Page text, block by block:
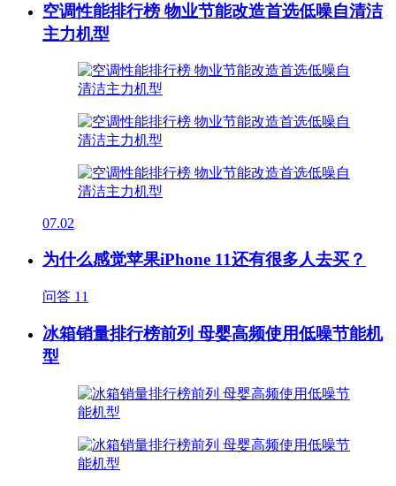
空调性能排行榜 物业节能改造首选低噪自清洁
主力机型
07.02
为什么感觉苹果iPhone 11还有很多人去买？
问答 11
冰箱销量排行榜前列 母婴高频使用低噪节能机
型